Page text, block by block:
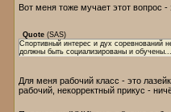
Вот меня тоже мучает этот вопрос
Quote (SAS)
Спортивный интерес и дух соревнований
должны быть социализированы и обучены...
Для меня рабочий класс - это
рабочий, некорректный прикус -